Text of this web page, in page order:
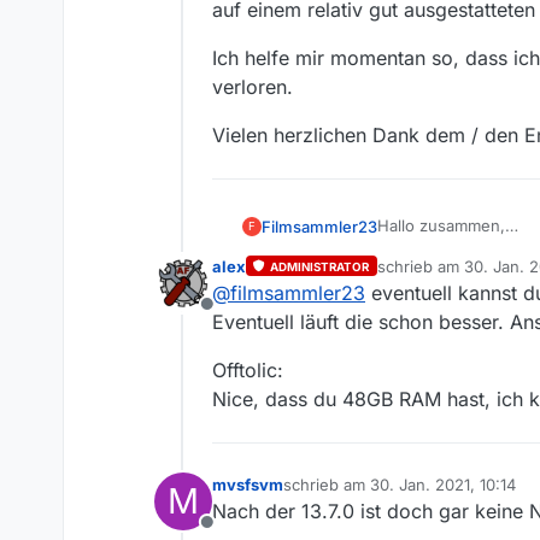
auf einem relativ gut
Ich helfe mir momentan so, dass
verloren.
Vielen herzlichen Dank dem / den
F Filmsammler23Hallo zusammen,
Immer wenn das
auf über 50%.
Direkt nach dem
Es geht um
verloren.
Vielen herzlichen
Offline
alex ADMINISTRATOR schrieb am 30. Jan.
zuletzt editiert von
@filmsammler23 eventuell kannst
Eventuell läuft die schon besser.
Offtolic:
Nice, dass du 48GB RAM hast, ich
M
Offline
mvsfsvmschrieb am 30. Jan. 2021, 10:14
zuletzt editiert von
Nach der 13.7.0 ist doch gar keine